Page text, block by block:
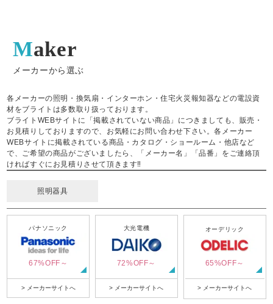
Maker
メーカーから選ぶ
各メーカーの照明・換気扇・インターホン・住宅火災報知器などの電設資
材をブライトは多数取り扱っております。
ブライトWEBサイトに「掲載されていない商品」につきましても、販売・
お見積りしておりますので、お気軽にお問い合わせ下さい。各メーカー
WEBサイトに掲載されている商品・カタログ・ショールーム・他店など
で、ご希望の商品がございましたら、「メーカー名」「品番」をご連絡頂
ければすぐにお見積りさせて頂きます‼
照明器具
パナソニック
67%OFF～
> メーカーサイトへ
大光電機
72%OFF～
> メーカーサイトへ
オーデリック
65%OFF～
> メーカーサイトへ